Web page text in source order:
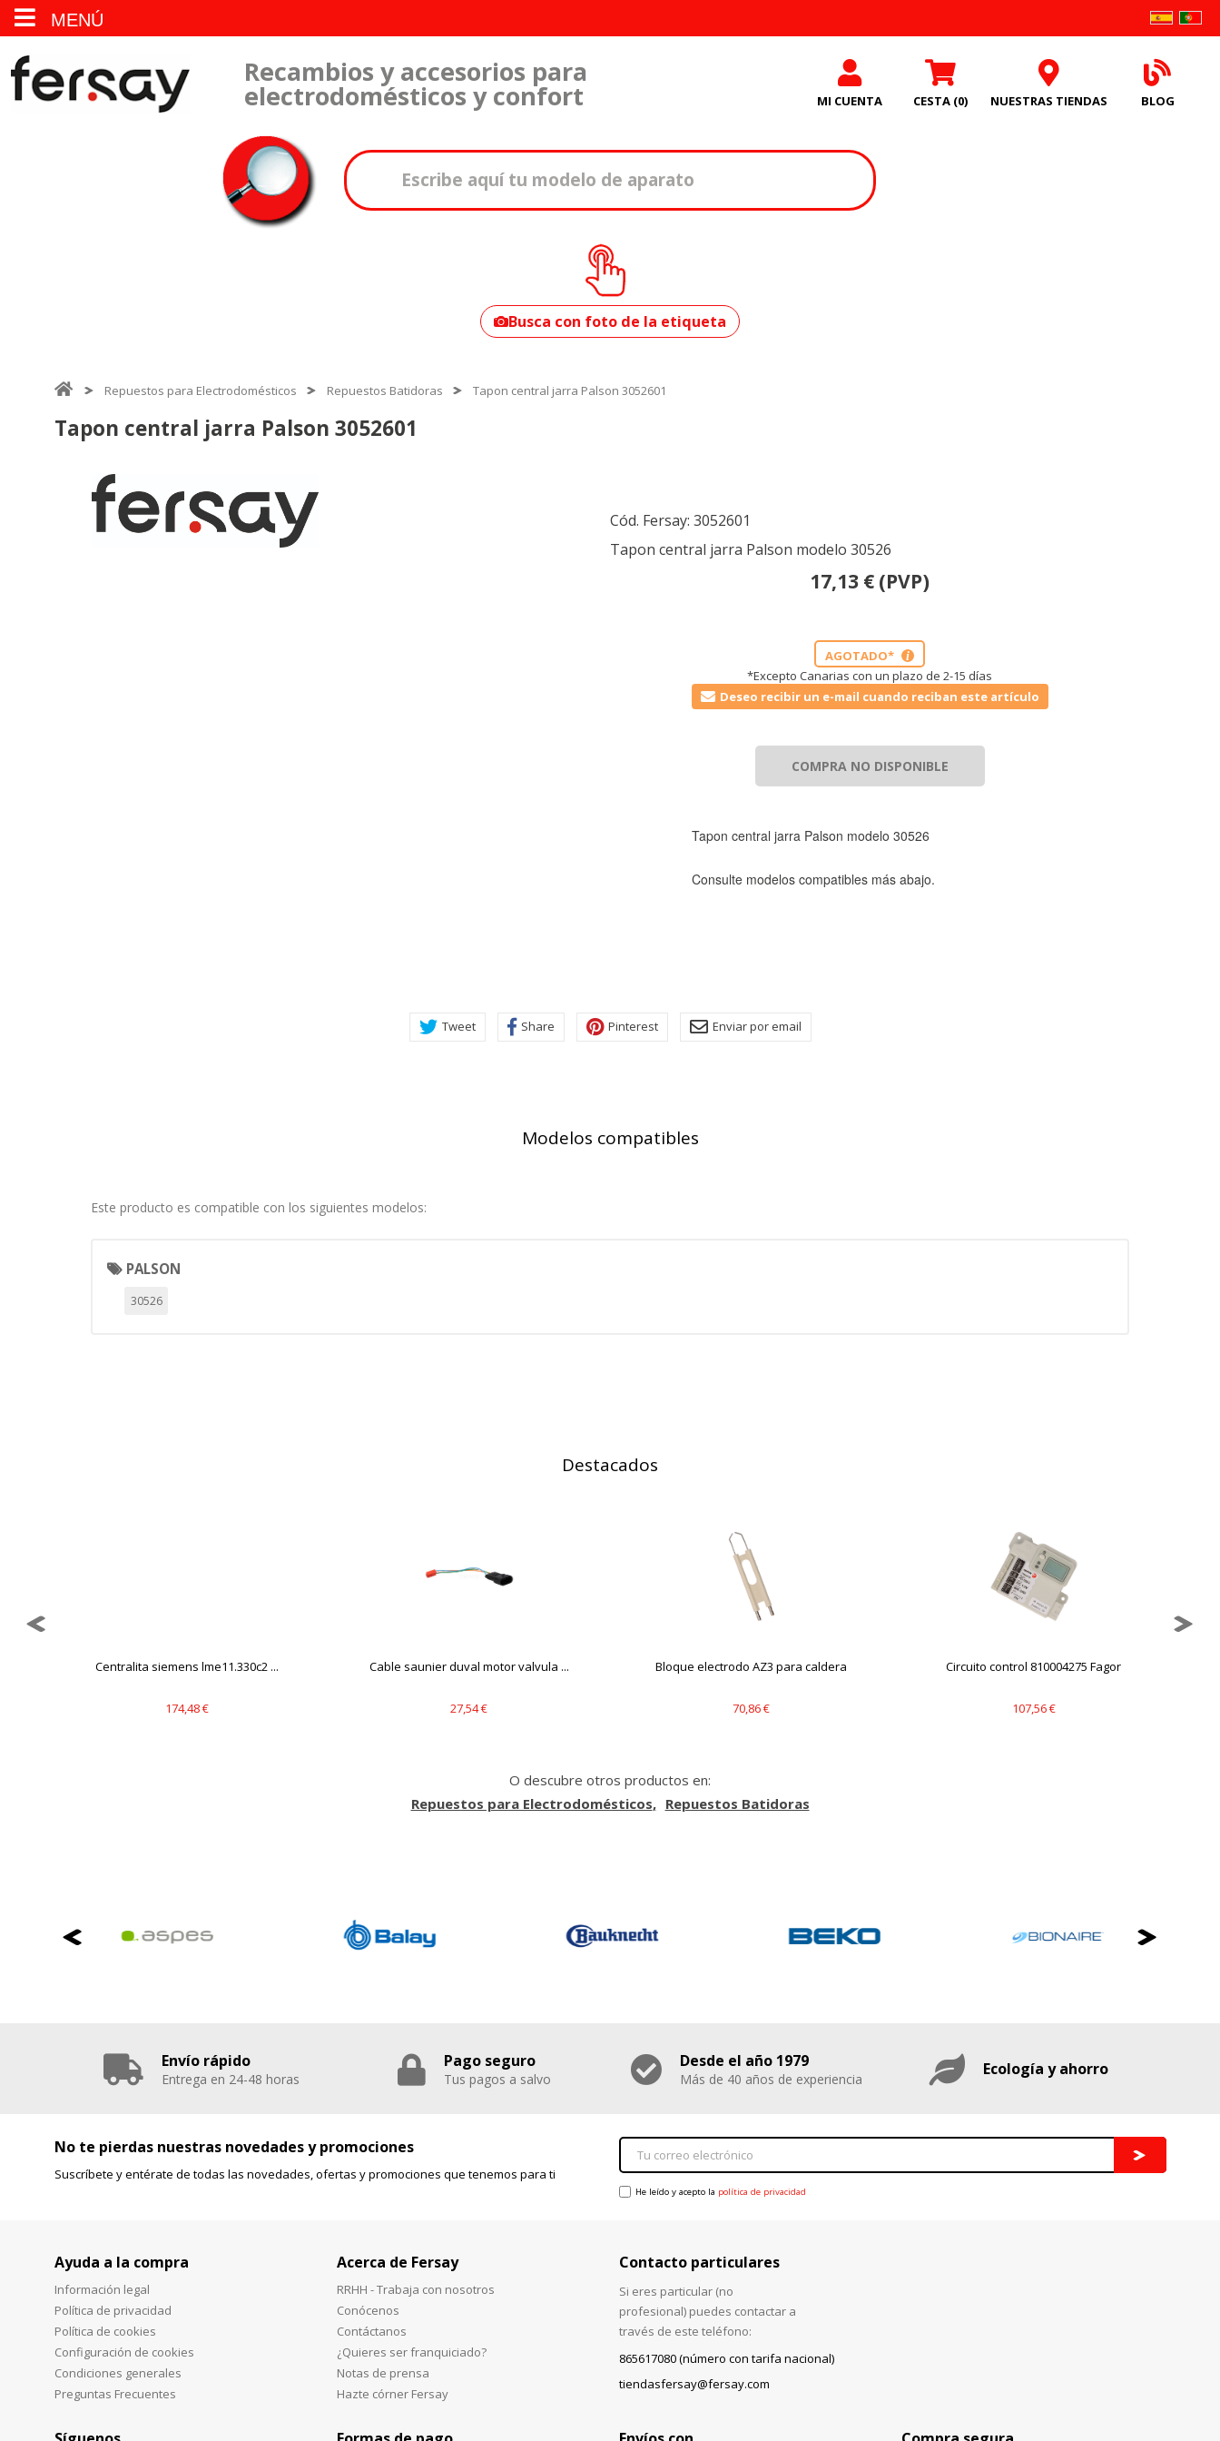
MENÚ
Recambios y accesorios para
electrodomésticos y confort MI CUENTA CESTA (0) NUESTRAS TIENDAS BLOG
tu modelo?
Busca con foto de la etiqueta
Repuestos para Electrodomésticos Repuestos Batidoras Tapon central jarra Palson 3052601
Tapon central jarra Palson 3052601
Cód. Fersay: 3052601
Tapon central jarra Palson modelo 30526
17,13 € (PVP)
AGOTADO* i
*Excepto Canarias con un plazo de 2-15 días
Deseo recibir un e-mail cuando reciban este artículo
COMPRA NO DISPONIBLE
Tapon central jarra Palson modelo 30526
Consulte modelos compatibles más abajo.
Tweet Share Pinterest Enviar por email
Modelos compatibles
Este producto es compatible con los siguientes modelos:
PALSON
30526
Destacados
Centralita siemens lme11.330c2 ...
174,48 €
Cable saunier duval motor valvula ...
27,54 €
Bloque electrodo AZ3 para caldera
70,86 €
Circuito control 810004275 Fagor
107,56 €
O descubre otros productos en:
Repuestos para Electrodomésticos
Repuestos Batidoras
Envío rápido
Entrega en 24-48 horas
Pago seguro
Tus pagos a salvo
Desde el año 1979
Más de 40 años de experiencia Ecología y ahorro
No te pierdas nuestras novedades y promociones
Suscríbete y entérate de todas las novedades, ofertas y promociones que tenemos para ti
He leído y acepto la política de privacidad
Ayuda a la compra
Información legal
Política de privacidad
Política de cookies
Configuración de cookies
Condiciones generales
Preguntas Frecuentes
Acerca de Fersay
RRHH - Trabaja con nosotros
Conócenos
Contáctanos
¿Quieres ser franquiciado?
Notas de prensa
Hazte córner Fersay
Contacto particulares
Si eres particular (no
profesional) puedes contactar a
través de este teléfono:
865617080 (número con tarifa nacional)
tiendasfersay@fersay.com
COOKIELEGALFERSAY, VSF904, PHPSESSID, wp-settings-1, wp-settings-time-1, _evCo, _evCoLT
Cookies de rendimiento